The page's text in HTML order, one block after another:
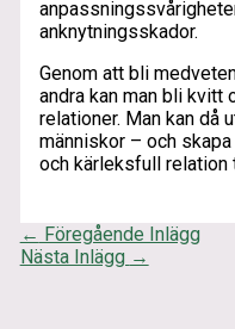
anknytningsskador.
Genom att bli
andra kan man bli kvitt
relationer. Man kan då
människor – och
och kärleksfull relation
← Föregående Inlägg
Nästa Inlägg →